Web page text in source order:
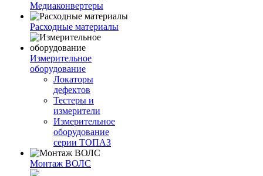
Медиаконвертеры
Расходные материалы
Измерительное
оборудование
Локаторы
дефектов
Тестеры и
измерители
Измерительное
оборудование
серии ТОПАЗ
Монтаж ВОЛС